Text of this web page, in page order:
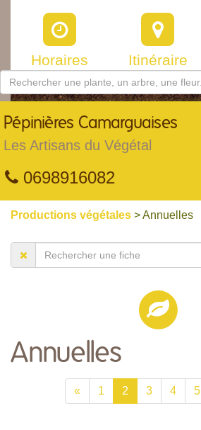
Horaires Itinéraire
Pépinières Camarguaises
Les Artisans du Végétal
0698916082
Productions végétales > Annuelles
Annuelles
« 1 2 3 4 5